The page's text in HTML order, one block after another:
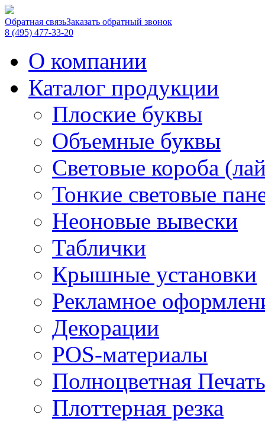
Обратная связьЗаказать обратный звонок
8 (495) 477-33-20
О компании
Каталог продукции
Плоские буквы
Объемные буквы
Световые короба
Тонкие световые
Неоновые вывески
Таблички
Крышные установки
Рекламное
Декорации
POS-материалы
Полноцветная Печать
Плоттерная резка